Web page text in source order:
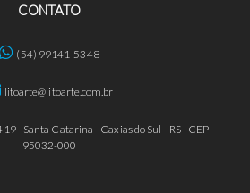
CONTATO
(54) 99141-5348
litoarte@litoarte.com.br
- Santa Catarina - Caxias do Sul - RS - CEP
95032-000